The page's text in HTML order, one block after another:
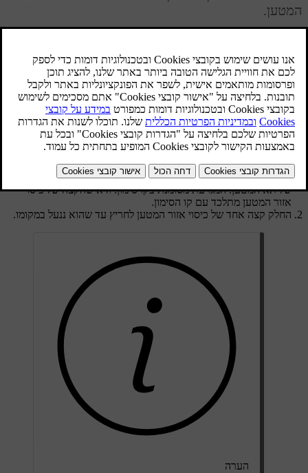
המטען.
לאחוז בידית שעל הווילון.
הכנס קצה אחד של כיסוי אזור המטען למגרעת שבחריץ באחד הצדדים
של תא המטען. המגרעת מסומנת בקו סימון. ודא שהקצה של כיסוי
אזור המטען מתלכד עם קו הסימון.
החלק קצה אחד של כיסוי אזור המטען לחריץ עד שהוא ננעל במקומו.
הערה